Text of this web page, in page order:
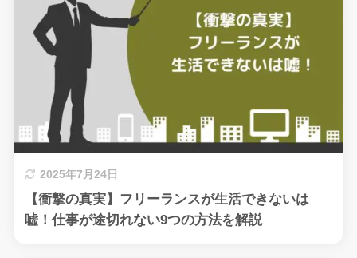
2025年7月24日
【衝撃の真実】フリーランスが生活できないは
嘘！仕事が途切れない9つの方法を解説